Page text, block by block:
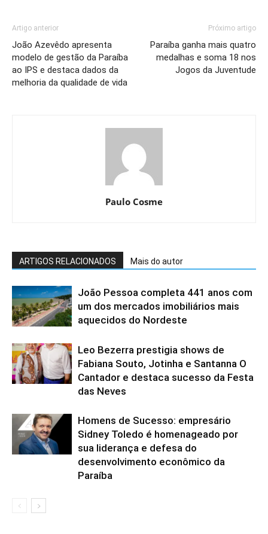
Artigo anterior
João Azevêdo apresenta
modelo de gestão da Paraíba
ao IPS e destaca dados da
melhoria da qualidade de vida
Próximo artigo
Paraíba ganha mais quatro
medalhas e soma 18 nos
Jogos da Juventude
Paulo Cosme
ARTIGOS RELACIONADOS Mais do autor
João Pessoa completa 441 anos com
um dos mercados imobiliários mais
aquecidos do Nordeste
Leo Bezerra prestigia shows de
Fabiana Souto, Jotinha e Santanna O
Cantador e destaca sucesso da Festa
das Neves
Homens de Sucesso: empresário
Sidney Toledo é homenageado por
sua liderança e defesa do
desenvolvimento econômico da
Paraíba